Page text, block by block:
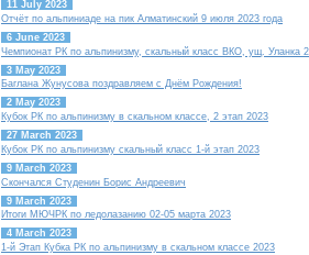
11 July 2023
Отчёт по альпиниаде на пик Алматинский 9 июля 2023 года
6 June 2023
Чемпионат РК по альпинизму, скальный класс ВКО, ущ. Уланка
3 May 2023
Баглана Жунусова поздравляем с Днём Рождения!
2 May 2023
Кубок РК по альпинизму в скальном классе, 2 этап 2023
27 March 2023
Кубок РК по альпинизму скальный класс 1-й этап 2023
9 March 2023
Скончался Студенин Борис Андреевич
9 March 2023
Итоги МЮЧРК по ледолазанию 02-05 марта 2023
4 March 2023
1-й Этап Кубка РК по альпинизму в скальном классе 2023